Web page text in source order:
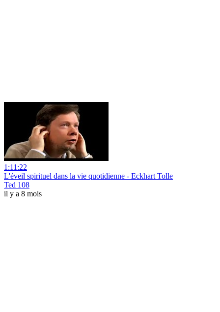
1:11:22
L'éveil spirituel dans la vie quotidienne - Eckhart Tolle
Ted 108
il y a 8 mois